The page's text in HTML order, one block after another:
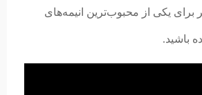
برای یکی از محبوب‌ترین انیمه‌های
باشید.